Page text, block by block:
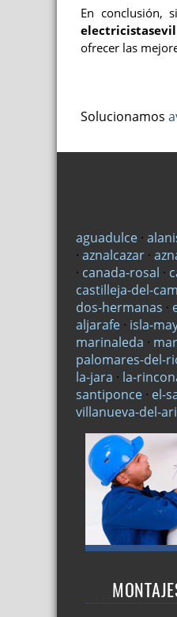
En conclusión,
ofrecer las
Solucionamos
aguadulce ·
· aznalcazar ·
· canada-rosal ·
castilleja-del-
dos-hermanas ·
aljarafe · isla-
marinaleda ·
palomares-del-
la-jara · la-
santiponce · el-
villanueva-del-